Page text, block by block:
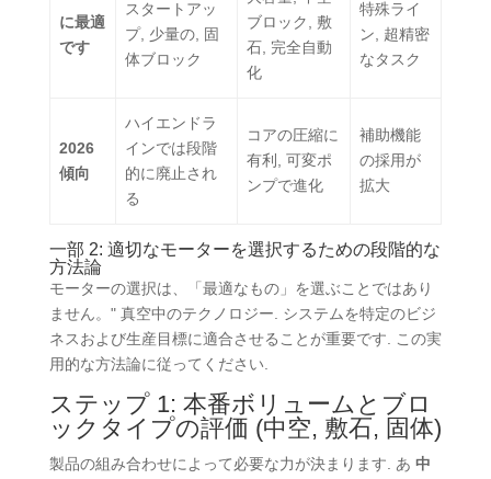
に最適
です
スタートアッ
プ, 少量の, 固
体ブロック
ブロック, 敷
石, 完全自動
化
特殊ライ
ン, 超精密
なタスク
2026
傾向
ハイエンドラ
インでは段階
的に廃止され
る
コアの圧縮に
有利, 可変ポ
ンプで進化
補助機能
の採用が
拡大
一部 2: 適切なモーターを選択するための段階的な
方法論
モーターの選択は、「最適なもの」を選ぶことではあり
ません。 " 真空中のテクノロジー. システムを特定のビジ
ネスおよび生産目標に適合させることが重要です . この実
用的な方法論に従ってください.
ステップ 1: 本番ボリュームとブロ
ックタイプの評価 (中空, 敷石, 固体)
製品の組み合わせによって必要な力が決まります. あ 中